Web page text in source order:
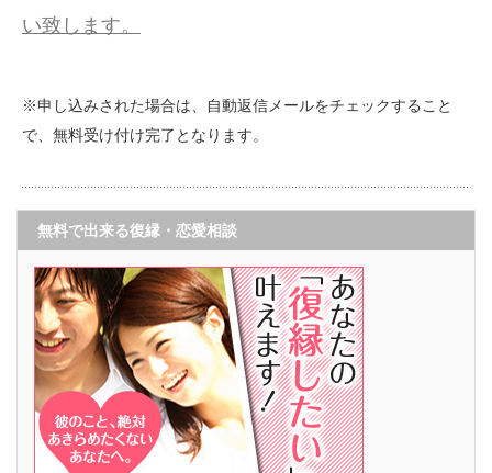
い致します。
※申し込みされた場合は、自動返信メールをチェックすること
で、無料受け付け完了となります。
無料で出来る復縁・恋愛相談